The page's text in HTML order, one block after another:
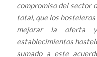
compromiso del sector
total, que los
mejorar la oferta
establecimientos
sumado a este